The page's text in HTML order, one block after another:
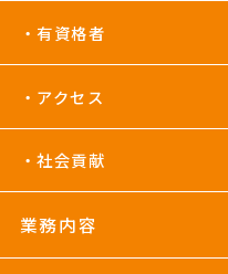
有資格者
アクセス
社会貢献
業務内容